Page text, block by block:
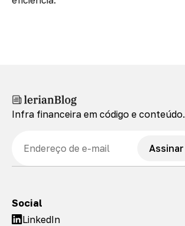
Infra financeira em código e conteúdo.
E-mail Assinar
Social
LinkedIn